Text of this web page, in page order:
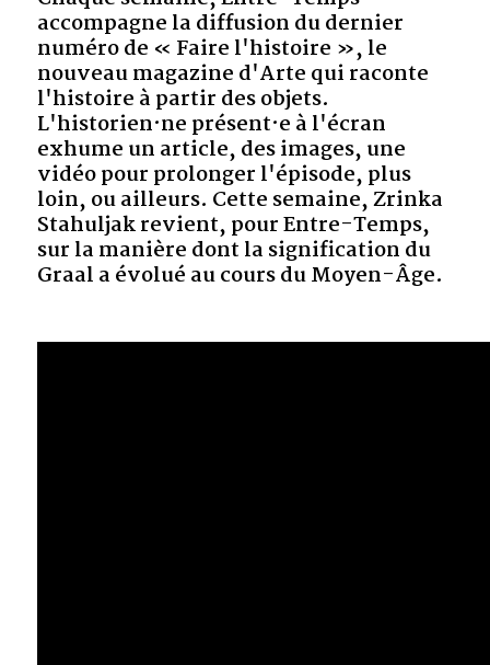
accompagne la diffusion du dernier
numéro de « Faire l'histoire », le
nouveau magazine d'Arte qui raconte
l'histoire à partir des objets.
L'historien·ne présent·e à l'écran
exhume un article, des images, une
vidéo pour prolonger l'épisode, plus
loin, ou ailleurs. Cette semaine, Zrinka
Stahuljak revient, pour Entre-Temps,
sur la manière dont la signification du
Graal a évolué au cours du Moyen-Âge.